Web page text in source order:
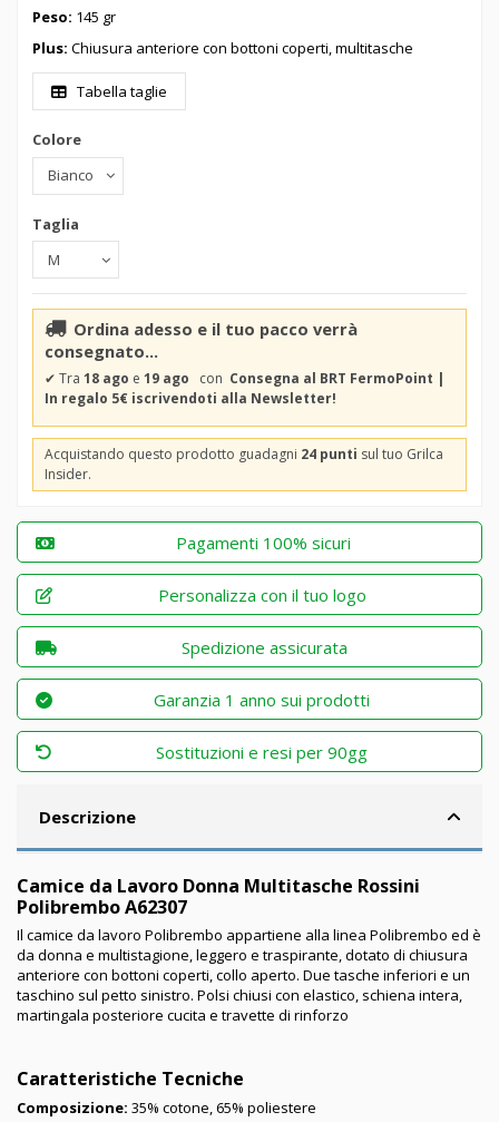
Peso: 145 gr
Plus: Chiusura anteriore con bottoni coperti, multitasche
Tabella taglie
Colore
Taglia
Ordina adesso e il tuo pacco verrà
consegnato...
✔ Tra 18 ago e 19 ago con Consegna al BRT FermoPoint |
In regalo 5€ iscrivendoti alla Newsletter!
Acquistando questo prodotto guadagni 24 punti sul tuo Grilca
Insider.
Pagamenti 100% sicuri
Personalizza con il tuo logo
Spedizione assicurata
Garanzia 1 anno sui prodotti
Sostituzioni e resi per 90gg
Descrizione
Camice da Lavoro Donna Multitasche Rossini
Polibrembo A62307
Il camice da lavoro Polibrembo appartiene alla linea Polibrembo ed è
da donna e multistagione, leggero e traspirante, dotato di chiusura
anteriore con bottoni coperti, collo aperto. Due tasche inferiori e un
taschino sul petto sinistro. Polsi chiusi con elastico, schiena intera,
martingala posteriore cucita e travette di rinforzo
Caratteristiche Tecniche
Composizione: 35% cotone, 65% poliestere